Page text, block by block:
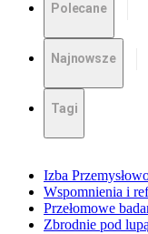
Polecane
Najnowsze
Tagi
Izba
Wspomnienia i
Przełomowe
Zbrodnie pod